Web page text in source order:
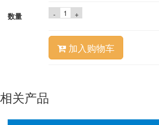
数量 - +
加入购物车
相关产品